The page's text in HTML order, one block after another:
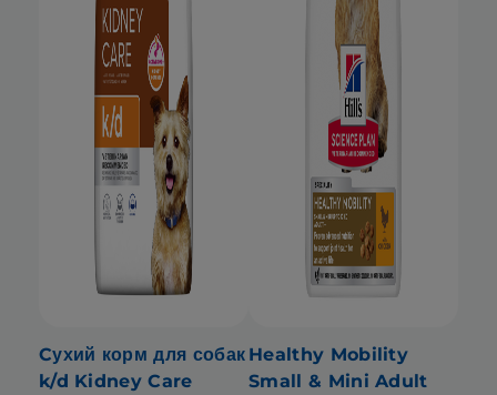
Cухий корм для собак
k/d Kidney Care
Healthy Mobility
Small & Mini Adult